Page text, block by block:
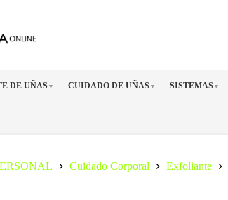
DE UÑAS ▼ CUIDADO DE UÑAS ▼ SISTEMAS ▼
Cuidado Corporal Exfoliante